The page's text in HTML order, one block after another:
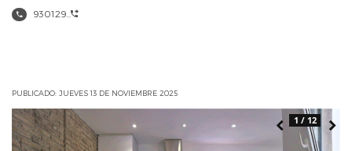
930129...
PUBLICADO: JUEVES 13 DE NOVIEMBRE 2025
1 / 12